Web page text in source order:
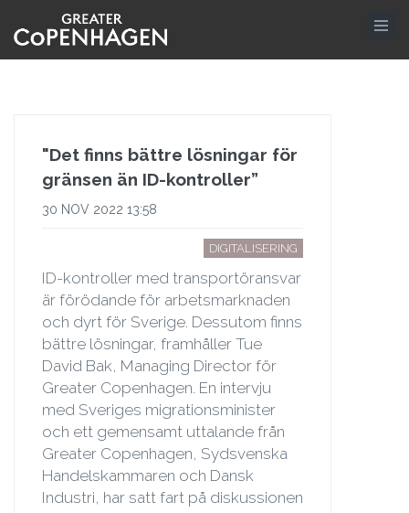
till
huvudinnehåll
"Det finns bättre lösningar för
gränsen än ID-kontroller”
30 NOV 2022 13:58
DIGITALISERING
ID-kontroller med transportöransvar
är förödande för arbetsmarknaden
och dyrt för Sverige. Dessutom finns
bättre lösningar, framhåller Tue
David Bak, Managing Director för
Greater Copenhagen. En intervju
med Sveriges migrationsminister
och ett gemensamt uttalande från
Greater Copenhagen, Sydsvenska
Handelskammaren och Dansk
Industri, har satt fart på diskussionen